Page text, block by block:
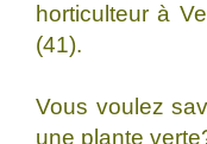
horticulteur à
(41).
Vous voulez
une plante